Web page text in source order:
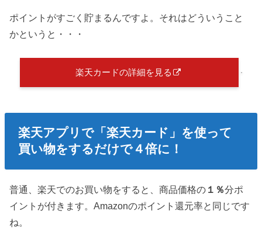
ポイントがすごく貯まるんですよ。それはどういうこと
かというと・・・
楽天カードの詳細を見る
楽天アプリで「楽天カード」を使って
買い物をするだけで４倍に！
普通、楽天でのお買い物をすると、商品価格の １％分ポ
イントが付きます。Amazonのポイント還元率と同じです
ね。